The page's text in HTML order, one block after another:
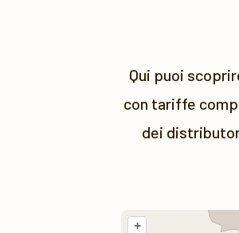
Qui puoi
con tariffe
dei
+